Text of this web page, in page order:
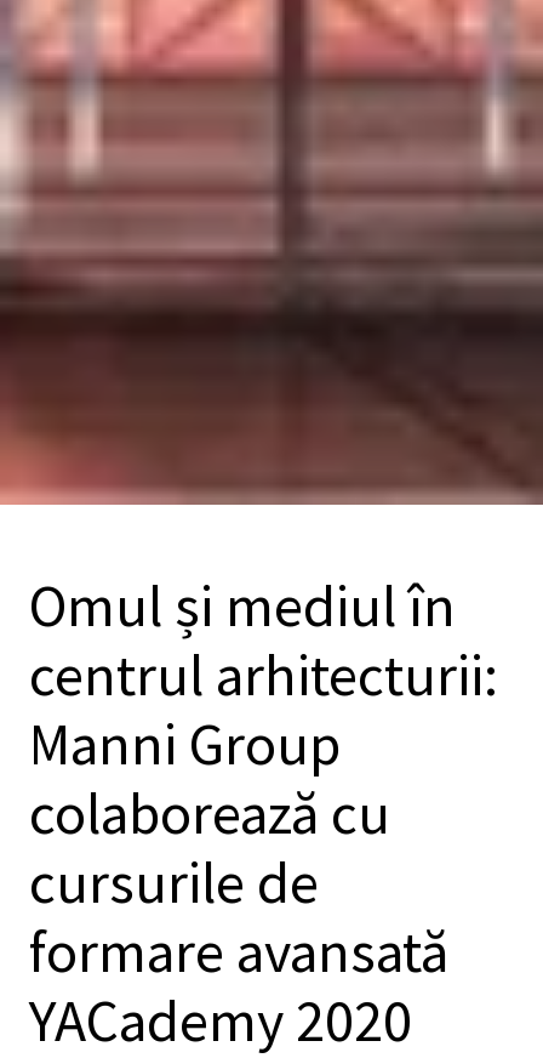
Omul și mediul în
centrul arhitecturii:
Manni Group
colaborează cu
cursurile de
formare avansată
YACademy 2020